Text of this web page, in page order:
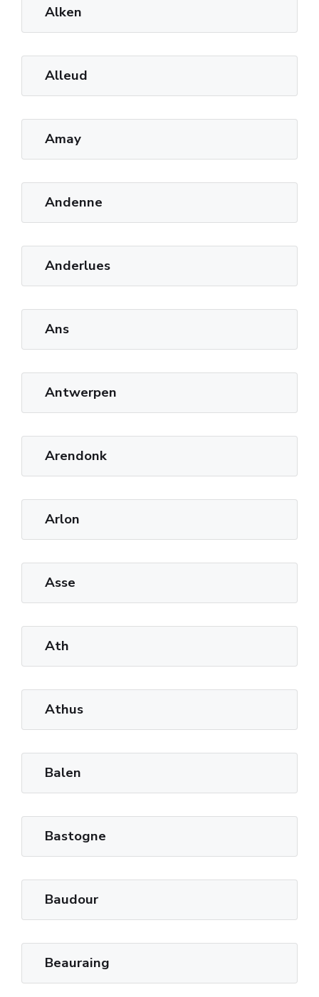
Alken
Alleud
Amay
Andenne
Anderlues
Ans
Antwerpen
Arendonk
Arlon
Asse
Ath
Athus
Balen
Bastogne
Baudour
Beauraing